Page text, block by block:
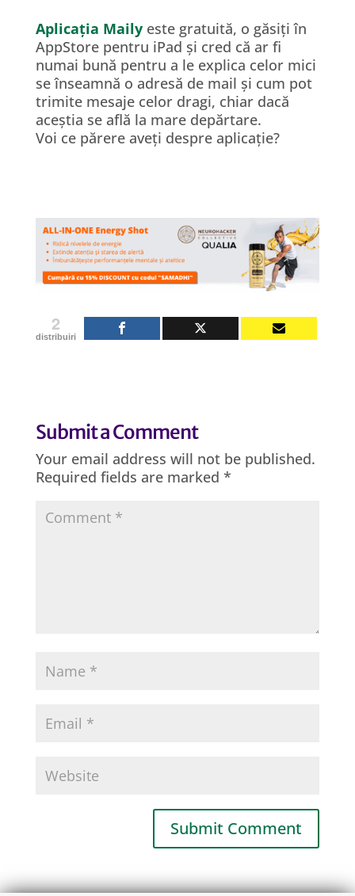
Aplicația Mailyeste gratuită, o găsiți în
AppStore pentru iPad și cred că ar fi
numai bună pentru a le explica celor mici
se înseamnă o adresă de mail și cum pot
trimite mesaje celor dragi, chiar dacă
aceștia se află la mare depărtare.
Voi ce părere aveți despre aplicație?
2
distribuiri
Submit a Comment
Your email address will not be published.
Required fields are marked *